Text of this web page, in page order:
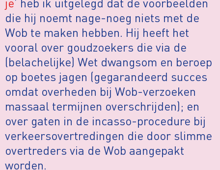
die hij noemt nage-noeg niets met de
Wob te maken hebben. Hij heeft het
vooral over goudzoekers die via de
(belachelijke) Wet dwangsom en beroep
op boetes jagen (gegarandeerd succes
omdat overheden bij Wob-verzoeken
massaal termijnen overschrijden); en
over gaten in de incasso-procedure bij
verkeersovertredingen die door slimme
overtreders via de Wob aangepakt
worden.